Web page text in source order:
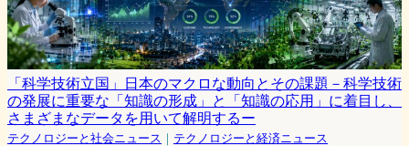
「科学技術立国」日本のマクロな動向とその課題－科学技術
の発展に重要な「知識の形成」と「知識の応用」に着目し、
さまざまなデータを用いて解明するー
テクノロジーと社会ニュース ｜ テクノロジーと経済ニュース